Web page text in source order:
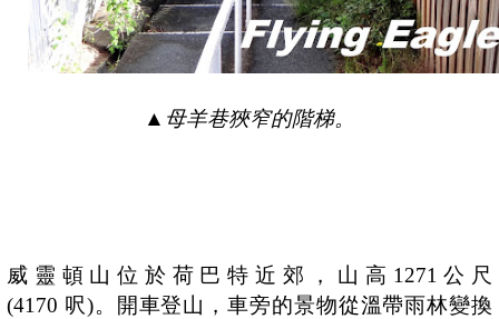
▲ 母羊巷狹窄的階梯。
威靈頓山位於荷巴特近郊，山高 1271 公尺
(4170 呎)。開車登山，車旁的景物從溫帶雨林變換